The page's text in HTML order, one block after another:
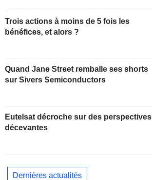
Trois actions à moins de 5 fois les
bénéfices, et alors ?
Quand Jane Street remballe ses shorts
sur Sivers Semiconductors
Eutelsat décroche sur des perspectives
décevantes
Dernières actualités